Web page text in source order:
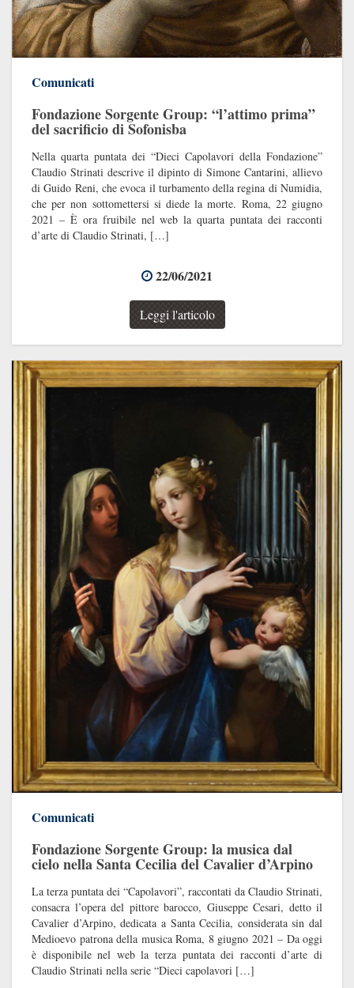
Comunicati
Fondazione Sorgente Group: “l’attimo prima”
del sacrificio di Sofonisba
Nella quarta puntata dei “Dieci Capolavori della Fondazione”
Claudio Strinati descrive il dipinto di Simone Cantarini, allievo
di Guido Reni, che evoca il turbamento della regina di Numidia,
che per non sottomettersi si diede la morte. Roma, 22 giugno
2021 – È ora fruibile nel web la quarta puntata dei racconti
d’arte di Claudio Strinati, […]
22/06/2021
Leggi l'articolo
Comunicati
Fondazione Sorgente Group: la musica dal
cielo nella Santa Cecilia del Cavalier d’Arpino
La terza puntata dei “Capolavori”, raccontati da Claudio Strinati,
consacra l’opera del pittore barocco, Giuseppe Cesari, detto il
Cavalier d’Arpino, dedicata a Santa Cecilia, considerata sin dal
Medioevo patrona della musica Roma, 8 giugno 2021 – Da oggi
è disponibile nel web la terza puntata dei racconti d’arte di
Claudio Strinati nella serie “Dieci capolavori […]